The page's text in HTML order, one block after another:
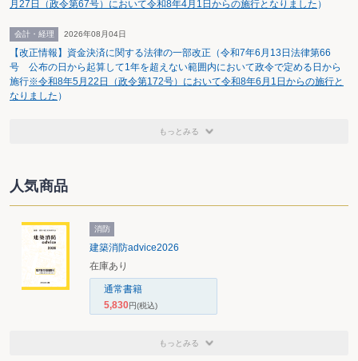
月27日（政令第67号）において令和8年4月1日からの施行となりました ）
会計・経理 2026年08月04日
【改正情報】資金決済に関する法律の一部改正（令和7年6月13日法律第66
号 公布の日から起算して1年を超えない範囲内において政令で定める日から
施行※令和8年5月22日（政令第172号）において令和8年6月1日からの施行と
なりました ）
もっとみる
人気商品
消防
建築消防advice2026
在庫あり
通常書籍
5,830円(税込)
もっとみる